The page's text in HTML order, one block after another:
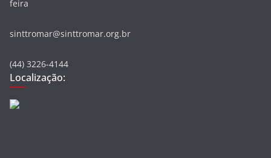
feira
sinttromar@sinttromar.org.br
(44) 3226-4144
Localização: